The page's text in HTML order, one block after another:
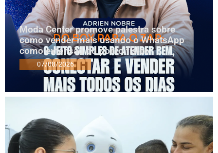
Moda Center promove palestra sobre
como vender mais usando o WhatsApp
como extensão do ponto físico
07/08/2026